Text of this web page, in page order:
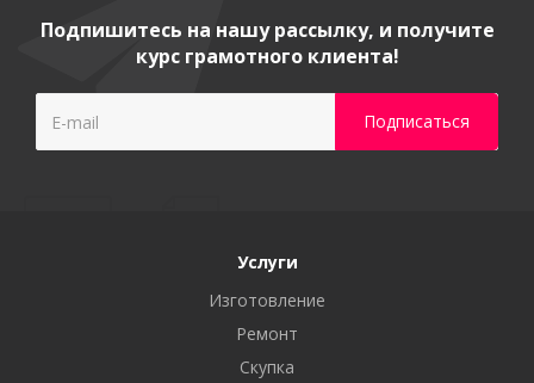
Подпишитесь на нашу рассылку, и получите
курс грамотного клиента!
Услуги
Изготовление
Ремонт
Скупка